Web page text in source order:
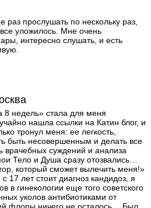
раз прослушать по нескольку раз,
уложилось. Мне очень
интересно слушать, и есть
недель» стала для меня
нашла ссылки на Катин блог, и
тронул меня: ее легкость,
быть несовершенным и делать все
врачебных суждений и анализа
Тело и Душа сразу отозвались…
который сможет вылечить меня!»
17 лет стоит диагноз кандидоз, я
в гинекологии еще того советского
уколов антибиотиками от